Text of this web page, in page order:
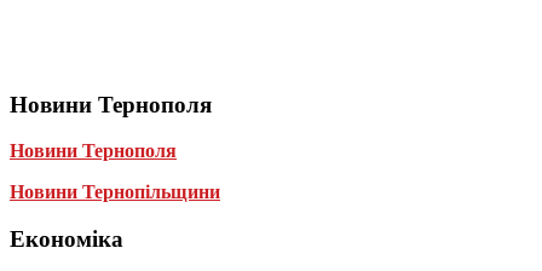
Новини Тернополя
Новини Тернополя
Новини Тернопільщини
Економіка